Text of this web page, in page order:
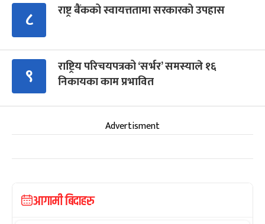
८ राष्ट्र बैंकको स्वायत्ततामा सरकारको उपहास
९
राष्ट्रिय परिचयपत्रको ‘सर्भर’ समस्याले १६
निकायका काम प्रभावित
Advertisment
आगामी बिदाहरु